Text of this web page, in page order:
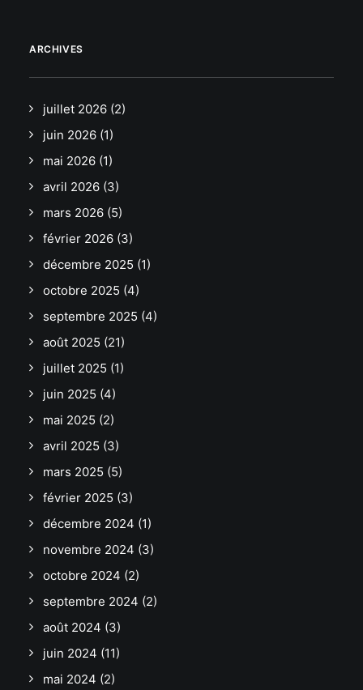
ARCHIVES
juillet 2026 (2)
juin 2026 (1)
mai 2026 (1)
avril 2026 (3)
mars 2026 (5)
février 2026 (3)
décembre 2025 (1)
octobre 2025 (4)
septembre 2025 (4)
août 2025 (21)
juillet 2025 (1)
juin 2025 (4)
mai 2025 (2)
avril 2025 (3)
mars 2025 (5)
février 2025 (3)
décembre 2024 (1)
novembre 2024 (3)
octobre 2024 (2)
septembre 2024 (2)
août 2024 (3)
juin 2024 (11)
mai 2024 (2)